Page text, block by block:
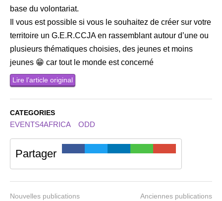
base du volontariat.
Il vous est possible si vous le souhaitez de créer sur votre
territoire un G.E.R.CCJA en rassemblant autour d’une ou
plusieurs thématiques choisies, des jeunes et moins
jeunes 😁 car tout le monde est concerné
Lire l’article original
CATEGORIES
EVENTS4AFRICA ODD
Partager
Nouvelles publications Anciennes publications